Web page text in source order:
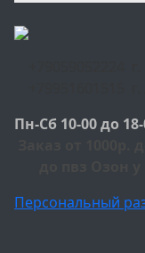
Пн-Сб 10-00 до
Персональный